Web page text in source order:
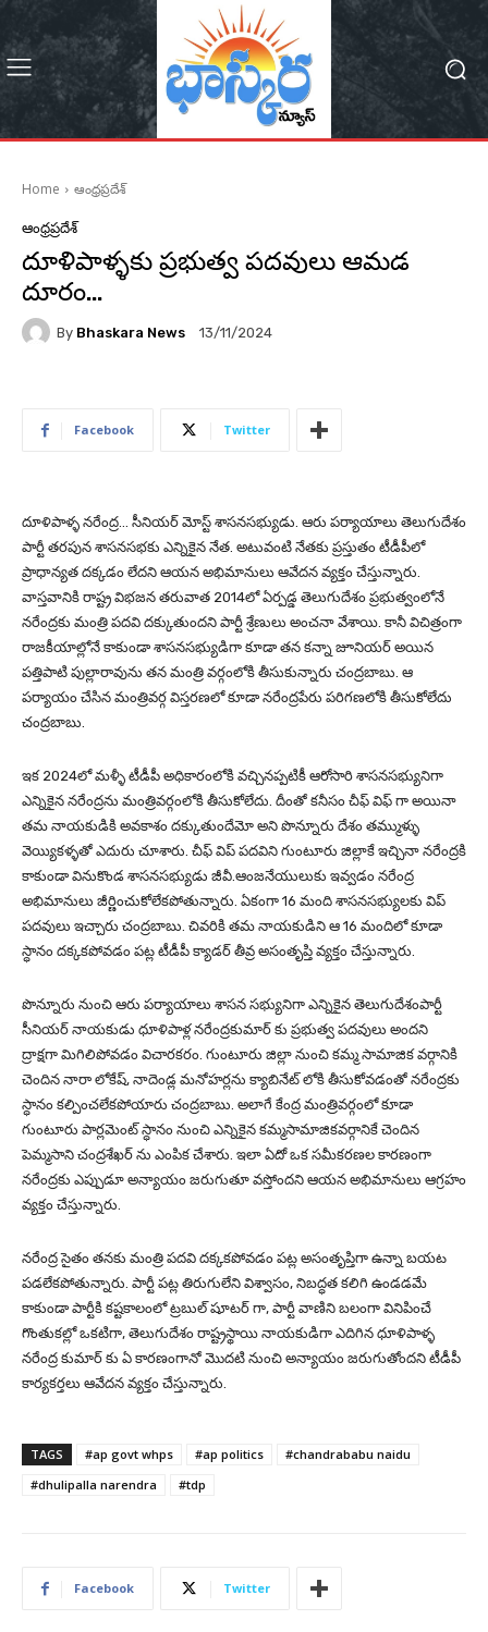
Home ఆంధ్రప్రదేశ్
ఆంధ్రప్రదేశ్
దూళిపాళ్ళకు ప్రభుత్వ పదవులు ఆమడ
దూరం…
By Bhaskara News 13/11/2024
Facebook Twitter
దూళిపాళ్ళ నరేంద్ర… సీనియర్ మోస్ట్ శాసనసభ్యుడు. ఆరు పర్యాయాలు తెలుగుదేశం
పార్టీ తరపున శాసనసభకు ఎన్నికైన నేత. అటువంటి నేతకు ప్రస్తుతం టీడీపీలో
ప్రాధాన్యత దక్కడం లేదని ఆయన అభిమానులు ఆవేదన వ్యక్తం చేస్తున్నారు.
వాస్తవానికి రాష్ట్ర విభజన తరువాత 2014లో ఏర్పడ్డ తెలుగుదేశం ప్రభుత్వంలోనే
నరేంద్రకు మంత్రి పదవి దక్కుతుందని పార్టీ శ్రేణులు అంచనా వేశాయి. కానీ విచిత్రంగా
రాజకీయాల్లోనే కాకుండా శాసనసభ్యుడిగా కూడా తన కన్నా జూనియర్ అయిన
పత్తిపాటి పుల్లారావును తన మంత్రి వర్గంలోకి తీసుకున్నారు చంద్రబాబు. ఆ
పర్యాయం చేసిన మంత్రివర్గ విస్తరణలో కూడా నరేంద్రపేరు పరిగణలోకి తీసుకోలేదు
చంద్రబాబు.
ఇక 2024లో మళ్ళీ టీడీపీ అధికారంలోకి వచ్చినప్పటికీ ఆరోసారి శాసనసభ్యునిగా
ఎన్నికైన నరేంద్రను మంత్రివర్గంలోకి తీసుకోలేదు. దీంతో కనీసం చీఫ్ విఫ్ గా అయినా
తమ నాయకుడికి అవకాశం దక్కుతుందేమో అని పొన్నూరు దేశం తమ్ముళ్ళు
వెయ్యికళ్ళతో ఎదురు చూశారు. చీఫ్ విప్ పదవిని గుంటూరు జిల్లాకే ఇచ్చినా నరేంద్రకి
కాకుండా వినుకొండ శాసనసభ్యుడు జీవీ.ఆంజనేయులుకు ఇవ్వడం నరేంద్ర
అభిమానులు జీర్ణించుకోలేకపోతున్నారు. ఏకంగా 16 మంది శాసనసభ్యులకు విప్
పదవులు ఇచ్చారు చంద్రబాబు. చివరికి తమ నాయకుడిని ఆ 16 మందిలో కూడా
స్ధానం దక్కకపోవడం పట్ల టీడీపీ క్యాడర్ తీవ్ర అసంతృప్తి వ్యక్తం చేస్తున్నారు.
పొన్నూరు నుంచి ఆరు పర్యాయాలు శాసన సభ్యునిగా ఎన్నికైన తెలుగుదేశంపార్టీ
సీనియర్ నాయకుడు ధూళిపాళ్ల నరేంద్రకుమార్ కు ప్రభుత్వ పదవులు అందని
ద్రాక్షగా మిగిలిపోవడం విచారకరం. గుంటూరు జిల్లా నుంచి కమ్మ సామాజిక వర్గానికి
చెందిన నారా లోకేష్, నాదెండ్ల మనోహర్లను క్యాబినేట్ లోకి తీసుకోవడంతో నరేంద్రకు
స్ధానం కల్పించలేకపోయారు చంద్రబాబు. అలాగే కేంద్ర మంత్రివర్గంలో కూడా
గుంటూరు పార్లమెంట్ స్ధానం నుంచి ఎన్నికైన కమ్మసామాజికవర్గానికే చెందిన
పెమ్మసాని చంద్రశేఖర్ ను ఎంపిక చేశారు. ఇలా ఏదో ఒక సమీకరణల కారణంగా
నరేంద్రకు ఎప్పుడూ అన్యాయం జరుగుతూ వస్తోందని ఆయన అభిమానులు ఆగ్రహం
వ్యక్తం చేస్తున్నారు.
నరేంద్ర సైతం తనకు మంత్రి పదవి దక్కకపోవడం పట్ల అసంతృప్తిగా ఉన్నా బయట
పడలేకపోతున్నారు. పార్టీ పట్ల తిరుగులేని విశ్వాసం, నిబద్ధత కలిగి ఉండడమే
కాకుండా పార్టీకి కష్టకాలంలో ట్రబుల్ షూటర్ గా, పార్టీ వాణిని బలంగా వినిపించే
గొంతుకల్లో ఒకటిగా, తెలుగుదేశం రాష్ట్రస్థాయి నాయకుడిగా ఎదిగిన ధూళిపాళ్ళ
నరేంద్ర కుమార్ కు ఏ కారణంగానో మొదటి నుంచి అన్యాయం జరుగుతోందని టీడీపీ
కార్యకర్తలు ఆవేదన వ్యక్తం చేస్తున్నారు.
TAGS #ap govt whps #ap politics
#chandrababu naidu
#dhulipalla narendra
#tdp
Facebook Twitter